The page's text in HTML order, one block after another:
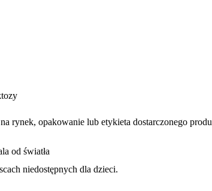
rynek, opakowanie lub etykieta dostarczonego
od światła
niedostępnych dla dzieci.